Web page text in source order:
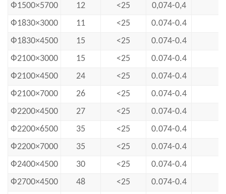
Ф1500×5700
12 <25 0,074-0,4
Ф1830×3000
11 <25
0.074-0.4
Ф1830×4500
15 <25 0.074-0.4
Ф2100×3000
15 <25 0.074-0.4
Ф2100×4500
24 <25
0.074-0.4
Ф2100×7000
26 <25 0.074-0.4
Ф2200×4500
27 <25
0.074-0.4
Ф2200×6500
35 <25 0.074-0.4
Ф2200×7000
35 <25 0.074-0.4
Ф2400×4500
30 <25 0.074-0.4
Ф2700×4500
48 <25 0.074-0.4